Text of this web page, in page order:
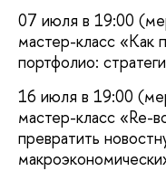
07 июля в 19:00
мастер-класс «Как
портфолио:
16 июля в 19:00
мастер-класс «Re-
превратить